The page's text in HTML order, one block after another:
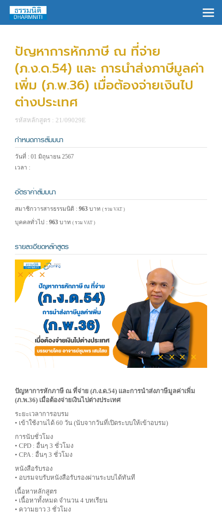
ปัญหาการหักภาษี ณ ที่จ่าย
(ภ.ง.ด.54) และ การนำส่งภาษีมูลค่า
เพิ่ม (ภ.พ.36) เมื่อต้องจ่ายเงินไป
ต่างประเทศ
รหัสหลักสูตร : 21/09029E
กำหนดการสัมมนา
วันที่ : 01 มิถุนายน 2567
เวลา :
อัตราค่าสัมมนา
สมาชิกวารสารธรรมนิติ : 963 บาท ( รวม VAT )
บุคคลทั่วไป : 963 บาท ( รวม VAT )
รายละเอียดหลักสูตร
ปัญหาการหักภาษี ณ ที่จ่าย (ภ.ง.ด.54) และการนำส่งภาษีมูลค่าเพิ่ม
(ภ.พ.36) เมื่อต้องจ่ายเงินไปต่างประเทศ
ระยะเวลาการอบรม
• เข้าใช้งานได้ 60 วัน (นับจากวันที่เปิดระบบให้เข้าอบรม)
การนับชั่วโมง
• CPD : อื่นๆ 3 ชั่วโมง
• CPA : อื่นๆ 3 ชั่วโมง
หนังสือรับรอง
• อบรมจบรับหนังสือรับรองผ่านระบบได้ทันที
เนื้อหาหลักสูตร
• เนื้อหาทั้งหมด จำนวน 4 บทเรียน
• ความยาว 3 ชั่วโมง
×